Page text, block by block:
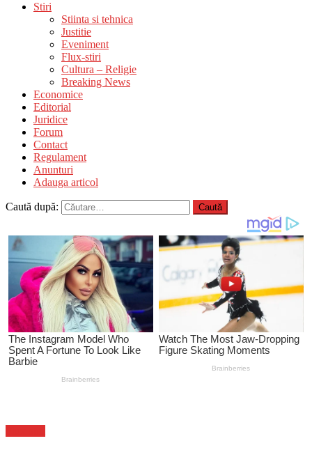
Stiri
Stiinta si tehnica
Justitie
Eveniment
Flux-stiri
Cultura – Religie
Breaking News
Economice
Editorial
Juridice
Forum
Contact
Regulament
Anunturi
Adauga articol
Caută după: